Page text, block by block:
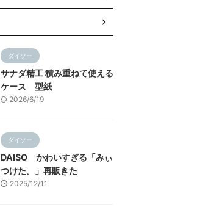
ダイソー
サナダ精工 積み重ねて使える
ケース 型紙
2026/6/19
ダイソー
DAISO かわいすぎる「みぃ
つけた。」再販きた
2025/12/11